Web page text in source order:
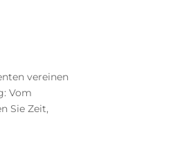
vereinen
Vom
Sie Zeit,